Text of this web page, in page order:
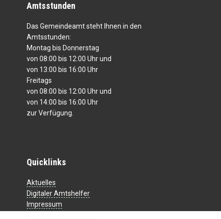
Amtsstunden
Das Gemeindeamt steht Ihnen in den
Amtsstunden:
Montag bis Donnerstag
von 08:00 bis 12:00 Uhr und
von 13:00 bis 16:00 Uhr
Freitags
von 08:00 bis 12:00 Uhr und
von 14:00 bis 16:00 Uhr
zur Verfügung.
Quicklinks
Aktuelles
Digitaler Amtshelfer
Impressum